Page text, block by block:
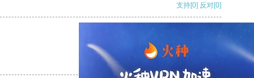
支持[0] 反对[0]